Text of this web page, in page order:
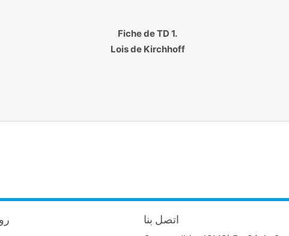
Fiche de TD 1.
Lois de Kirchhoff
اتصل بنا